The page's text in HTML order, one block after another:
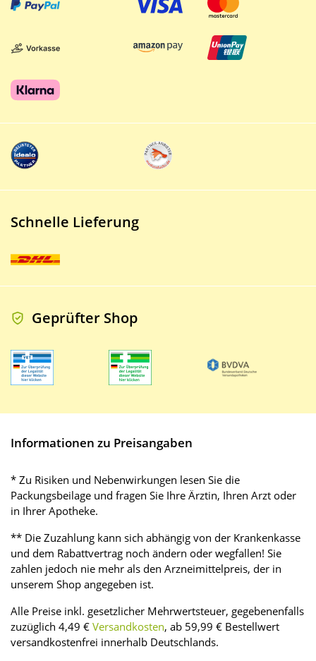
Schnelle Lieferung
Geprüfter Shop
Informationen zu Preisangaben
* Zu Risiken und Nebenwirkungen lesen Sie die
Packungsbeilage und fragen Sie Ihre Ärztin, Ihren Arzt oder
in Ihrer Apotheke.
** Die Zuzahlung kann sich abhängig von der Krankenkasse
und dem Rabattvertrag noch ändern oder wegfallen! Sie
zahlen jedoch nie mehr als den Arzneimittelpreis, der in
unserem Shop angegeben ist.
Alle Preise inkl. gesetzlicher Mehrwertsteuer, gegebenenfalls
zuzüglich 4,49 € Versandkosten, ab 59,99 € Bestellwert
versandkostenfrei innerhalb Deutschlands.